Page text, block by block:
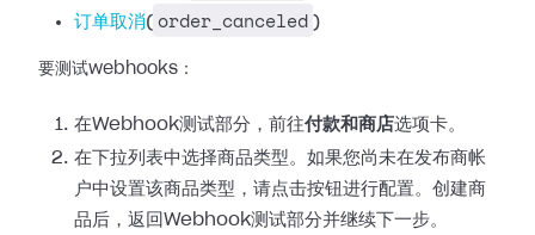
订单取消( order_canceled )
要测试webhooks：
在Webhook测试部分，前往付款和商店选项卡。
在下拉列表中选择商品类型。如果您尚未在发布商帐
户中设置该商品类型，请点击按钮进行配置。创建商
品后，返回Webhook测试部分并继续下一步。